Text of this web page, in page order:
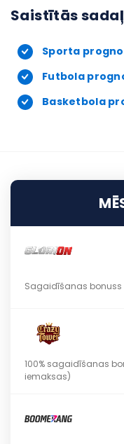
Saistītās
Sporta
Futbola
Basketbola
Sagaidīšanas bonuss
100% sagaidīšanas
iemaksas)